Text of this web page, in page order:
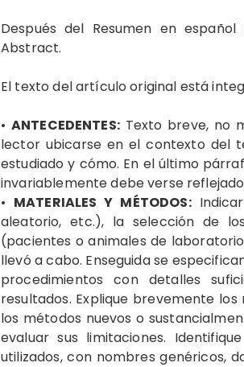
Después del Resumen en
Abstract.
El texto del artículo original está
• ANTECEDENTES:Texto breve, no
lector ubicarse en el contexto del
estudiado y cómo. En el último
invariablemente debe verse
• MATERIALES Y MÉTODOS:
aleatorio, etc.), la selección de
(pacientes o animales de
llevó a cabo. Enseguida se
procedimientos con detalles
resultados. Explique brevemente
los métodos nuevos o
evaluar sus limitaciones.
utilizados, con nombres genéricos,